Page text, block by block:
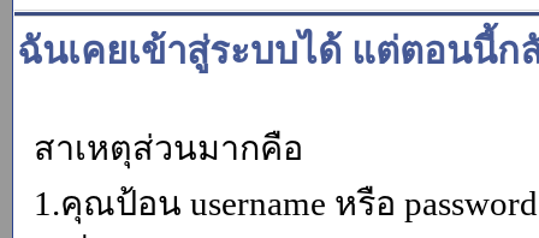
ฉันเคยเข้าสู่ระบบได้ แต่ตอนนี้ก
สาเหตุส่วนมากคือ
1.คุณป้อน username หรือ